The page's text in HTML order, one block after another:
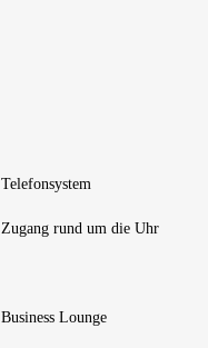
Telefonsystem
Zugang rund um die Uhr
Business Lounge